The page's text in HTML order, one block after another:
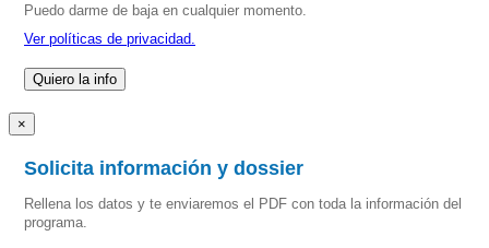
Puedo darme de baja en cualquier momento.
Ver políticas de privacidad.
×
Solicita información y dossier
Rellena los datos y te enviaremos el PDF con toda la información del
programa.